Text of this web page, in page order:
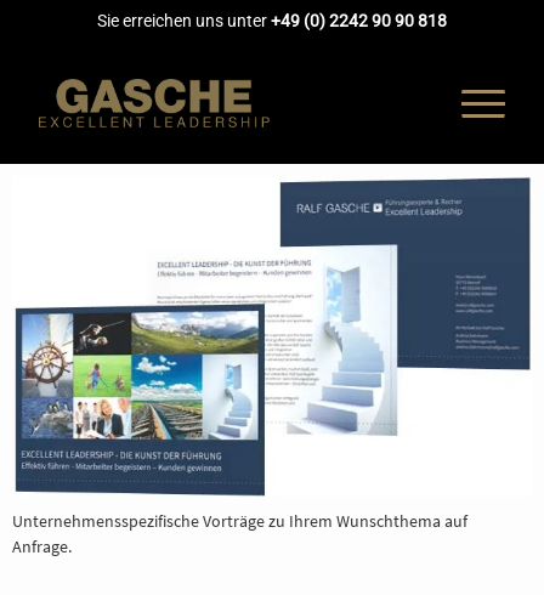
Sie erreichen uns unter+49 (0) 2242 90 90 818
Unternehmensspezifische Vorträge zu Ihrem Wunschthema auf
Anfrage.
COACHING